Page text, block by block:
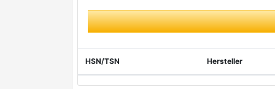
HSN/TSN Hersteller